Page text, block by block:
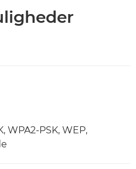
WPA2-PSK, WEP,